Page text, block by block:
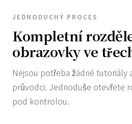
JEDNODUCHÝ PROCES
Kompletní
obrazovky ve
Nejsou potřeba žádné tutoriály
průvodci. Jednoduše otevřete
pod kontrolou.